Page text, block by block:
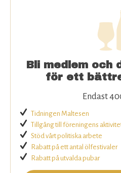
Bli medlem och
för ett
Endast
Tidningen Maltesen
Tillgång till föreningens
Stöd vårt politiska arbete
Rabatt på ett antal ölfestivaler
Rabatt på utvalda pubar